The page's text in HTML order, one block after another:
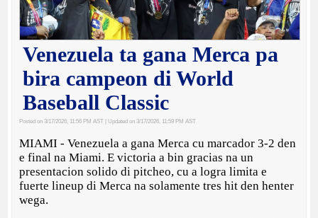
Venezuela ta gana Merca pa
bira campeon di World
Baseball Classic
Posted on 3/17/2026, 11:56 PM AST | Updated on 3/17/2026, 11:59 PM AST
MIAMI - Venezuela a gana Merca cu marcador 3-2 den
e final na Miami. E victoria a bin gracias na un
presentacion solido di pitcheo, cu a logra limita e
fuerte lineup di Merca na solamente tres hit den henter
wega.